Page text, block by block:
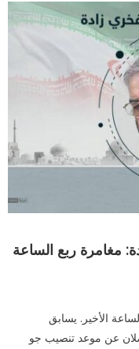
مغامرة ربع الساعة
الأخير. يسابق
عن موعد تنصيب جو